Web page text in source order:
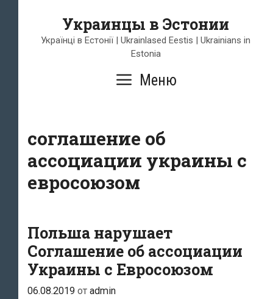
содержимому
Украинцы в Эстонии
Українці в Естонії | Ukrainlased Eestis | Ukrainians in
Estonia
Меню
соглашение об
ассоциации украины с
евросоюзом
Польша нарушает
Соглашение об ассоциации
Украины с Евросоюзом
06.08.2019 от admin